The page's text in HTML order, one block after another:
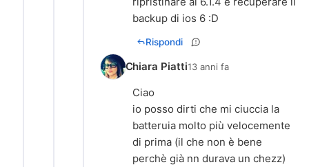
backup di ios 6 :D
Rispondi
Chiara Piatti13 anni fa
Ciao
io posso dirti che mi ciuccia la
batteruia molto più velocemente
di prima (il che non è bene
perchè già nn durava un chezz)